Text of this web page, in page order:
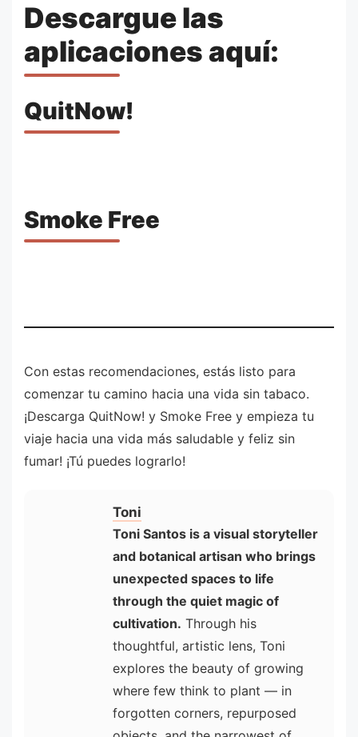
Descargue las
aplicaciones aquí:
QuitNow!
Smoke Free
Con estas recomendaciones, estás listo para
comenzar tu camino hacia una vida sin tabaco.
¡Descarga QuitNow! y Smoke Free y empieza tu
viaje hacia una vida más saludable y feliz sin
fumar! ¡Tú puedes lograrlo!
Toni
Toni Santos is a visual storyteller
and botanical artisan who brings
unexpected spaces to life
through the quiet magic of
cultivation. Through his
thoughtful, artistic lens, Toni
explores the beauty of growing
where few think to plant — in
forgotten corners, repurposed